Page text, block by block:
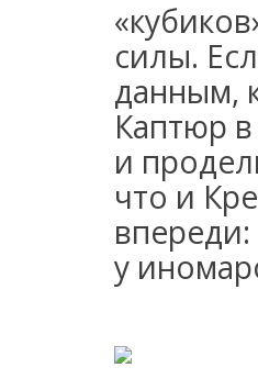
силы.
данным,
Каптюр
и
что и
у